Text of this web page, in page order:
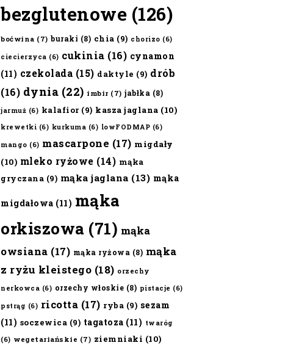
bezglutenowe (126)
boćwina (7) buraki (8) chia (9) chorizo (6)
ciecierzyca (6) cukinia (16) cynamon
(11) czekolada (15) daktyle (9) drób
(16) dynia (22) imbir (7) jabłka (8)
jarmuż (6) kalafior(9) kasza jaglana (10)
krewetki (6) kurkuma (6) lowFODMAP (6)
mango (6) mascarpone (17) migdały
(10) mleko ryżowe (14) mąka
gryczana (9) mąka jaglana (13) mąka
migdałowa (11) mąka
orkiszowa (71) mąka
owsiana (17) mąka ryżowa (8) mąka
z ryżu kleistego (18) orzechy
nerkowca (6) orzechy włoskie (8) pistacje (6)
pstrąg (6) ricotta (17) ryba (9) sezam
(11) soczewica (9) tagatoza (11) twaróg
(6) wegetariańskie (7) ziemniaki (10)